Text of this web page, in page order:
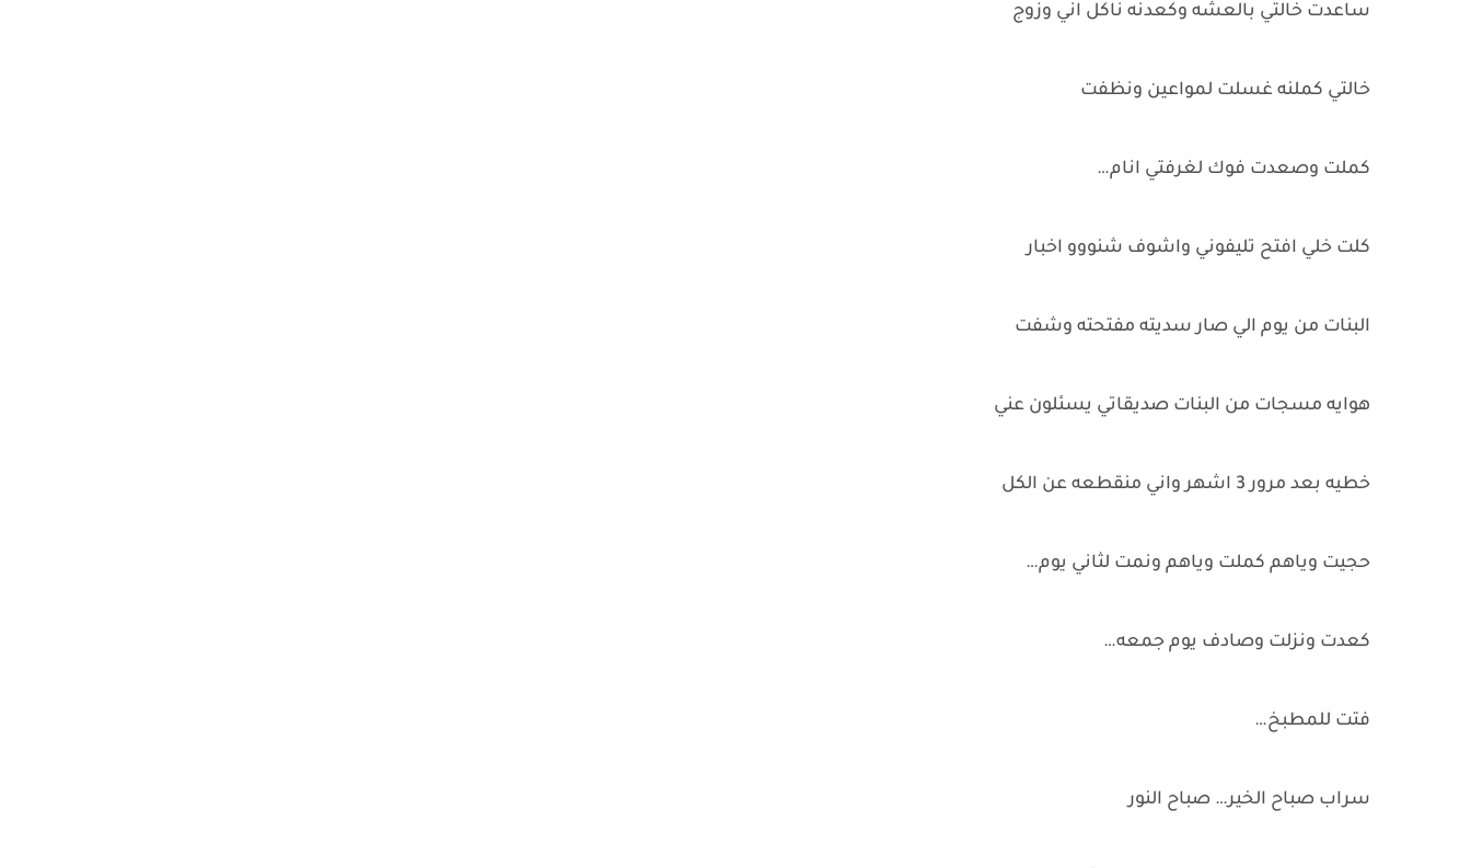
ساعدت خالتي بالعشه وكعدنه ناكل اني وزوج
خالتي كملنه غسلت لمواعين ونظفت
كملت وصعدت فوك لغرفتي انام…
كلت خلي افتح تليفوني واشوف شنووو اخبار
البنات من يوم الي صار سديته مفتحته وشفت
هوايه مسجات من البنات صديقاتي يسئلون عني
خطيه بعد مرور 3 اشهر واني منقطعه عن الكل
حجيت وياهم كملت وياهم ونمت لثاني يوم…
كعدت ونزلت وصادف يوم جمعه…
فتت للمطبخ…
سراب صباح الخير… صباح النور